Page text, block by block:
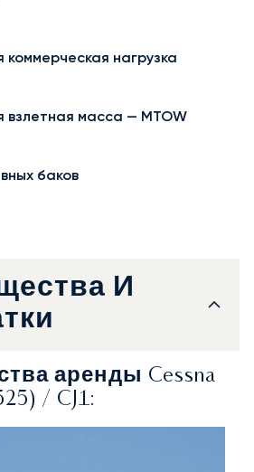
нагрузка
взлетная масса — MTOW
баков
И
аренды Cessna
/ CJ1: